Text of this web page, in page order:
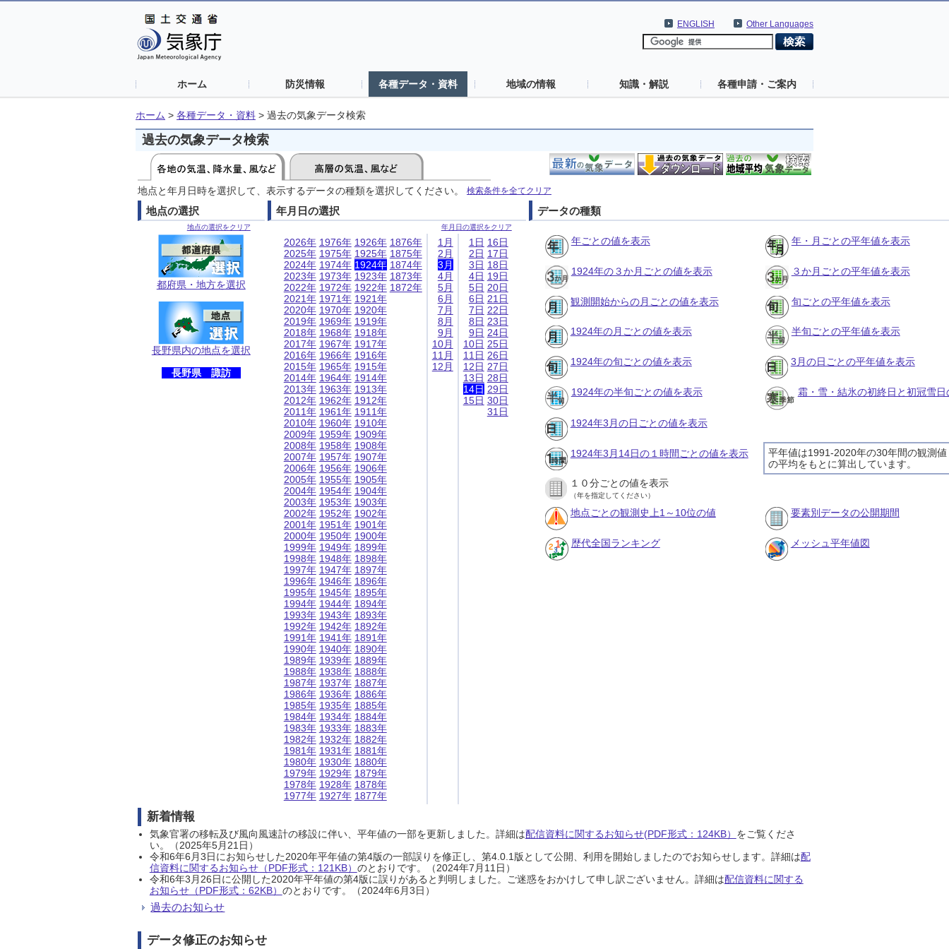
Other Languages
ENGLISH
ホーム 防災情報 各種データ・資料 地域の情報 知識・解説 各種申請・ご案内
ホーム > 各種データ・資料 > 過去の気象データ検索
過去の気象データ検索
地点と年月日時を選択して、表示するデータの種類を選択してください。 検索条件を全てクリア
地点の選択
地点の選択をクリア
都府県・地方を選択
長野県内の地点を選択
長野県 諏訪
年月日の選択
年月日の選択をクリア
2026年
2025年
2024年
2023年
2022年
2021年
2020年
2019年
2018年
2017年
2016年
2015年
2014年
2013年
2012年
2011年
2010年
2009年
2008年
2007年
2006年
2005年
2004年
2003年
2002年
2001年
2000年
1999年
1998年
1997年
1996年
1995年
1994年
1993年
1992年
1991年
1990年
1989年
1988年
1987年
1986年
1985年
1984年
1983年
1982年
1981年
1980年
1979年
1978年
1977年
1976年
1975年
1974年
1973年
1972年
1971年
1970年
1969年
1968年
1967年
1966年
1965年
1964年
1963年
1962年
1961年
1960年
1959年
1958年
1957年
1956年
1955年
1954年
1953年
1952年
1951年
1950年
1949年
1948年
1947年
1946年
1945年
1944年
1943年
1942年
1941年
1940年
1939年
1938年
1937年
1936年
1935年
1934年
1933年
1932年
1931年
1930年
1929年
1928年
1927年
1926年
1925年
1924年
1923年
1922年
1921年
1920年
1919年
1918年
1917年
1916年
1915年
1914年
1913年
1912年
1911年
1910年
1909年
1908年
1907年
1906年
1905年
1904年
1903年
1902年
1901年
1900年
1899年
1898年
1897年
1896年
1895年
1894年
1893年
1892年
1891年
1890年
1889年
1888年
1887年
1886年
1885年
1884年
1883年
1882年
1881年
1880年
1879年
1878年
1877年
1876年
1875年
1874年
1873年
1872年
1月
2月
3月
4月
5月
6月
7月
8月
9月
10月
11月
12月
1日
2日
3日
4日
5日
6日
7日
8日
9日
10日
11日
12日
13日
14日
15日
16日
17日
18日
19日
20日
21日
22日
23日
24日
25日
26日
27日
28日
29日
30日
31日
データの種類
年ごとの値を表示 年・月ごとの平年値を表示
1924年の３か月ごとの値を表示 ３か月ごとの平年値を表示
観測開始からの月ごとの値を表示 旬ごとの平年値を表示
1924年の月ごとの値を表示 半旬ごとの平年値を表示
1924年の旬ごとの値を表示 3月の日ごとの平年値を表示
1924年の半旬ごとの値を表示 霜・雪・結氷の初終日と初冠雪
1924年3月の日ごとの値を表示
平年値は1991-2020年の30年間の観測値
の平均をもとに算出しています。
1924年3月14日の１時間ごとの値を表示
１０分ごとの値を表示
（年を指定してください）
地点ごとの観測史上1～10位の値 要素別データの公開期間
歴代全国ランキング メッシュ平年値図
新着情報
気象官署の移転及び風向風速計の移設に伴い、平年値の一部を更新しました。詳細は配信資料に関するお知らせ(PDF形式：124KB） をご覧くださ
い。（2025年5月21日）
令和6年6月3日にお知らせした2020年平年値の第4版の一部誤りを修正し、第4.0.1版として公開、利用を開始しましたのでお知らせします。詳細は配
信資料に関するお知らせ（PDF形式：121KB） のとおりです。（2024年7月11日）
令和6年3月26日に公開した2020年平年値の第4版に誤りがあると判明しました。ご迷惑をおかけして申し訳ございません。詳細は配信資料に関する
お知らせ（PDF形式：62KB） のとおりです。（2024年6月3日）
過去のお知らせ
データ修正のお知らせ